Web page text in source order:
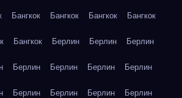
Бангкок Бангкок Бангкок Бангкок
Бангкок Берлин Берлин Берлин
Берлин Берлин Берлин Берлин
Берлин Берлин Берлин Берлин